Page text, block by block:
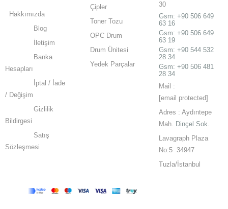
Hakkımızda
Blog
İletişim
Banka
Hesapları
İptal / İade
/ Değişim
Gizlilik
Bildirgesi
Satış
Sözleşmesi
Çipler
Toner Tozu
OPC Drum
Drum Ünitesi
Yedek Parçalar
30
Gsm:+90 506 649
63 16
Gsm:+90 506 649
63 19
Gsm: +90 544 532
28 34
Gsm: +90 506 481
28 34
Mail :
[email protected]
Adres : Aydıntepe
Mah. Dinçel Sok.
Lavagraph Plaza
No:5 34947
Tuzla/İstanbul